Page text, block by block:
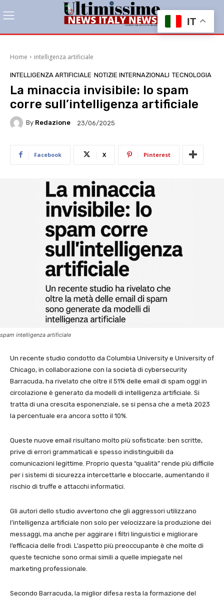
Home intelligenza artificiale
INTELLIGENZA ARTIFICIALE NOTIZIE INTERNAZIONALI TECNOLOGIA
La minaccia invisibile: lo spam
corre sull’intelligenza artificiale
By Redazione 23/06/2025
Facebook X Pinterest
spam intelligenza artificiale
Un recente studio condotto da Columbia University e University of
Chicago, in collaborazione con la società di cybersecurity
Barracuda, ha rivelato che oltre il 51% delle email di spam oggi in
circolazione è generato da modelli di intelligenza artificiale. Si
tratta di una crescita esponenziale, se si pensa che a metà 2023
la percentuale era ancora sotto il 10%.
Queste nuove email risultano molto più sofisticate: ben scritte,
prive di errori grammaticali e spesso indistinguibili da
comunicazioni legittime. Proprio questa “qualità” rende più difficile
per i sistemi di sicurezza intercettarle e bloccarle, aumentando il
rischio di truffe e attacchi informatici.
Gli autori dello studio avvertono che gli aggressori utilizzano
l’intelligenza artificiale non solo per velocizzare la produzione dei
messaggi, ma anche per aggirare i filtri linguistici e migliorare
l’efficacia delle frodi. L’aspetto più preoccupante è che molte di
queste tecniche sono ormai simili a quelle impiegate nel
marketing professionale.
Secondo Barracuda, la miglior difesa resta la formazione del
IT